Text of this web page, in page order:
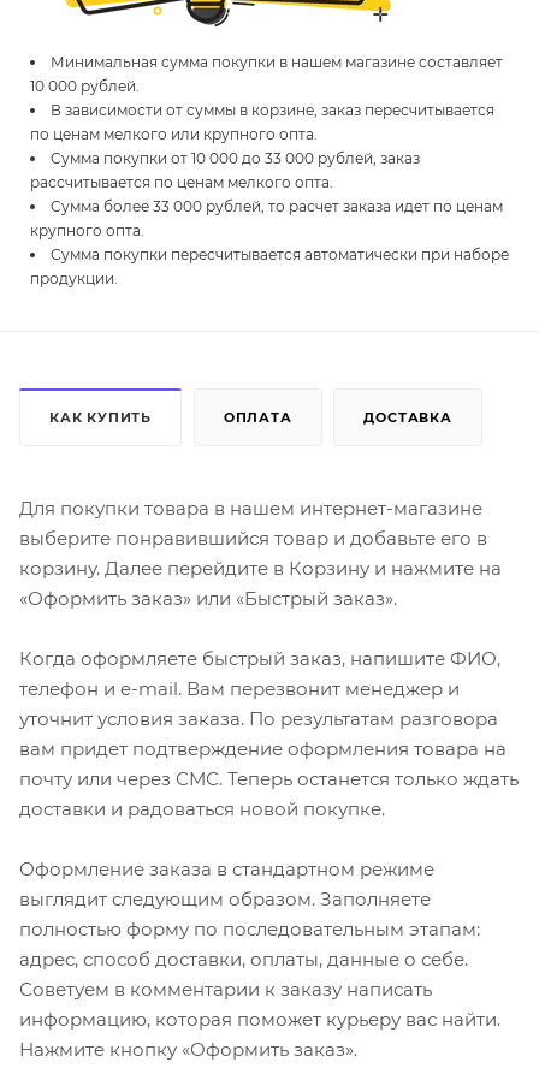
Минимальная сумма покупки в нашем магазине составляет
10 000 рублей.
В зависимости от суммы в корзине, заказ пересчитывается
по ценам мелкого или крупного опта.
Сумма покупки от 10 000 до 33 000 рублей, заказ
рассчитывается по ценам мелкого опта.
Сумма более 33 000 рублей, то расчет заказа идет по ценам
крупного опта.
Сумма покупки пересчитывается автоматически при наборе
продукции.
КАК КУПИТЬ ОПЛАТА ДОСТАВКА
Для покупки товара в нашем интернет-магазине
выберите понравившийся товар и добавьте его в
корзину. Далее перейдите в Корзину и нажмите на
«Оформить заказ» или «Быстрый заказ».
Когда оформляете быстрый заказ, напишите ФИО,
телефон и e-mail. Вам перезвонит менеджер и
уточнит условия заказа. По результатам разговора
вам придет подтверждение оформления товара на
почту или через СМС. Теперь останется только ждать
доставки и радоваться новой покупке.
Оформление заказа в стандартном режиме
выглядит следующим образом. Заполняете
полностью форму по последовательным этапам:
адрес, способ доставки, оплаты, данные о себе.
Советуем в комментарии к заказу написать
информацию, которая поможет курьеру вас найти.
Нажмите кнопку «Оформить заказ».